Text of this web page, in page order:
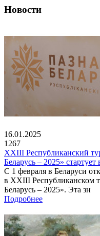
Новости
16.01.2025
1267
XXIII Республиканский
Беларусь – 2025» стартует
С 1 февраля в Беларуси
в XXIII Республиканском
Беларусь – 2025». Эта зн
Подробнее